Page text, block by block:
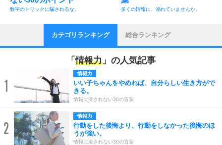
数字のトリックに騙されるな。 多くの情報に、溺れていませんか。
カテゴリランキング 総合ランキング
「情報力 」の人気記事
1
情報力
いい子ちゃんをやめれば、自分らしい生き方がで
きる。
情報に流されない30の言葉
2
情報力
行動をした後悔より、行動をしなかった後悔のほ
うが強い。
情報に流されない30の言葉